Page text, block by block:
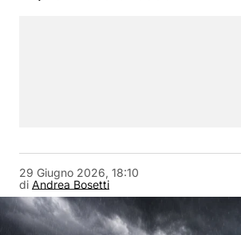
di Andrea Bosetti
29 Giugno 2026, 18:10